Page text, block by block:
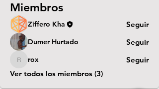
Miembros
Ziffero Kha Seguir
Dumer Hurtado Seguir
rox rox
Seguir
Ver todos los miembros (3)